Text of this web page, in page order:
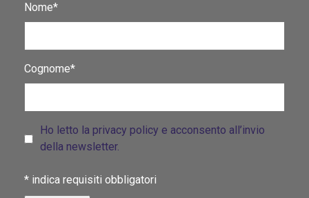
Nome*
Cognome*
Ho letto la privacy policy e acconsento all’invio
della newsletter.
* indica requisiti obbligatori